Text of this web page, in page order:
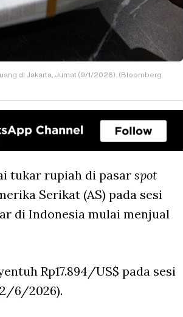
di Jakarta, Jumat (9/1/2026). (Bloomberg
tukar rupiah di pasar spot
Serikat (AS) pada sesi
di Indonesia mulai menjual
Rp17.894/US$ pada sesi
6/2026).